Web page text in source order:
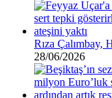
Rıza Çalımbay,
28/06/2026